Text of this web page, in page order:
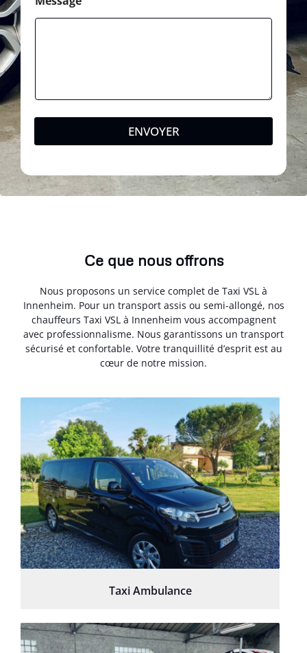
ENVOYER
Ce que nous offrons
Nous proposons un service complet de Taxi VSL à
Innenheim. Pour un transport assis ou semi-allongé, nos
chauffeurs Taxi VSL à Innenheim vous accompagnent
avec professionnalisme. Nous garantissons un transport
sécurisé et confortable. Votre tranquillité d’esprit est au
cœur de notre mission.
Taxi Ambulance